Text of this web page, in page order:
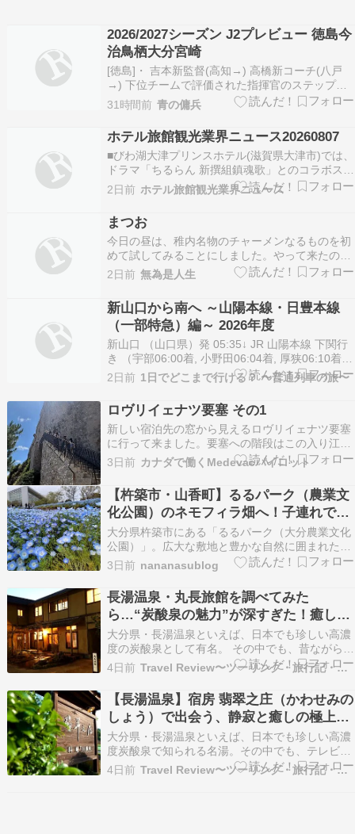
2026/2027シーズン J2プレビュー 徳島今
治鳥栖大分宮崎
[徳島]・ 吉本新監督(高知→) 高橋新コーチ(八戸
→) 下位チームで評価された指揮官のステップア
ップは良いですね。・ アンデルソン、バルセロ
ス、ローレンス。前線の"個"が強すぎ。 ・ 純真に
未練たらたらっす。日程 9/19 H 5/23 A甲府関連
～ウェリントンｺｰﾁ('20-…
31時間前 青の傭兵
ホテル旅館観光業界ニュース20260807
■びわ湖大津プリンスホテル(滋賀県大津市)では、
ドラマ「ちるらん 新撰組鎮魂歌」とのコラボステ
イプランを販売している。「ちるらん 新撰組鎮魂
歌」は滋賀・京都を中心に撮影が実施され、同ホ
テルは滋賀県内での撮影の際にスタッフ・キャス
トが宿泊したホテルでもあり、作品の世界観をよ
り身近…
2日前 ホテル旅館観光業界ニュース
まつお
今日の昼は、稚内名物のチャーメンなるものを初
めて試してみることにしました。やって来たのが
表題の食堂です。表通りから外れた所にある昔な
がらの町の食堂、年配のご夫婦が営んでいて、私
以外は地元の常連客のみ。すぐ後にやって来て隣
りの席に着いた御老人の前には、注文せずともす
ぐさまコーラの瓶…
2日前 無為是人生
新山口から南へ ～山陽本線・日豊本線
（一部特急）編～ 2026年度
新山口 （山口県）発 05:35↓ JR 山陽本線 下関行
き （宇部06:00着, 小野田06:04着, 厚狭06:10着）
下関 （山口県）着 06:46発 06:54↓ JR 山陽本線・
鹿児島本線 小倉行き （門司07:01着）小倉 （福
岡県）着 07:08発 07:19↓ …
2日前 1日でどこまで行ける？ 〜普通列車の旅〜
ロヴリイェナツ要塞 その1
新しい宿泊先の窓から見えるロヴリイェナツ要塞
に行って来ました。要塞への階段はこの入り江に
あります。ここから登っていきます。対岸のドブ
ロブニクの城壁が見えます。要塞が見えてきまし
た〜｡ここが入り口大分登りましたね〜｡要塞の中
に入りま〜す！大砲がありました。続く。
3日前 カナダで働くMedevacパイロット
【杵築市・山香町】るるパーク（農業文
化公園）のネモフィラ畑へ！子連れで1
日満喫する見どころ＆広大な園内の攻略
法
大分県杵築市にある「るるパーク（大分農業文化
公園）」。広大な敷地と豊かな自然に囲まれた、
子連れファミリーに大人気のスポットです。 今回
は春の風物詩である「ネモフィラ」を見るため
に、子どもを連れて家族でお出かけしてきました
[…] 投稿 【杵築市・山香町】るるパーク（農業文
化公園）…
3日前 nananasublog
長湯温泉・丸長旅館を調べてみた
ら…“炭酸泉の魅力”が深すぎた！癒しの
隠れ宿レポート♨️
大分県・長湯温泉といえば、日本でも珍しい高濃
度の炭酸泉として有名。 その中でも、昔ながらの
温泉情緒を色濃く残しつつ、ほっと落ち着ける雰
囲気で人気なのが丸長旅館です。 テレビで紹介さ
れていたのを見て「どんな宿なんだろう？」と気
になり、公式サイトや予約サイトの口コミを徹底
チェックして…
4日前 Travel Review〜ツーリング・旅行記・旅情報〜
【長湯温泉】宿房 翡翠之庄（かわせみの
しょう）で出会う、静寂と癒しの極上時
間✨
大分県・長湯温泉といえば、日本でも珍しい高濃
度炭酸泉で知られる名湯。その中でも、テレビで
紹介されていて気になっていた宿──宿房 翡翠之
庄（かわせみのしょう）を公式サイトや主要予約
4日前 Travel Review〜ツーリング・旅行記・旅情報〜